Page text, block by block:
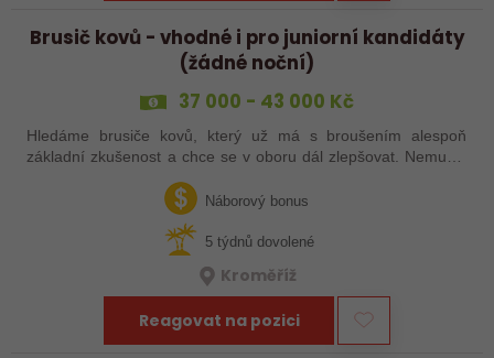
Brusič kovů - vhodné i pro juniorní kandidáty
(žádné noční)
37 000 - 43 000 Kč
Hledáme brusiče kovů, který už má s broušením alespoň
základní zkušenost a chce se v oboru dál zlepšovat. Nemusíš
abys už někdy pracoval…Náborový bonus
5 týdnů dovolené
Kroměříž
Reagovat na pozici